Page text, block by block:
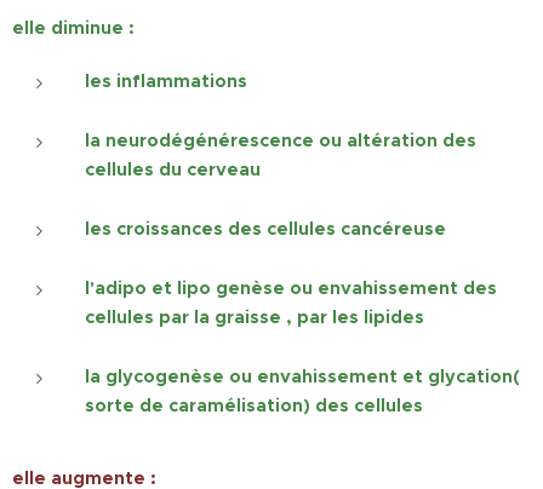
elle diminue :
les inflammations
la neurodégénérescence ou altération des
cellules du cerveau
les croissances des cellules cancéreuse
l'adipo et lipo genèse ou envahissement des
cellules par la graisse , par les lipides
la glycogenèse ou envahissement et glycation(
sorte de caramélisation) des cellules
elle augmente :